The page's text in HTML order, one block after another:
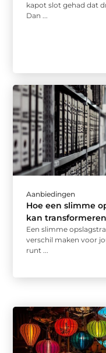
kapot slot gehad dat
Dan ...
Aanbiedingen
Hoe een slimme
kan transformeren
Een slimme
verschil maken voor
runt ...